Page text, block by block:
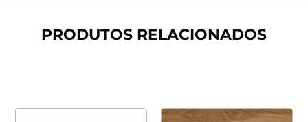
PRODUTOS RELACIONADOS